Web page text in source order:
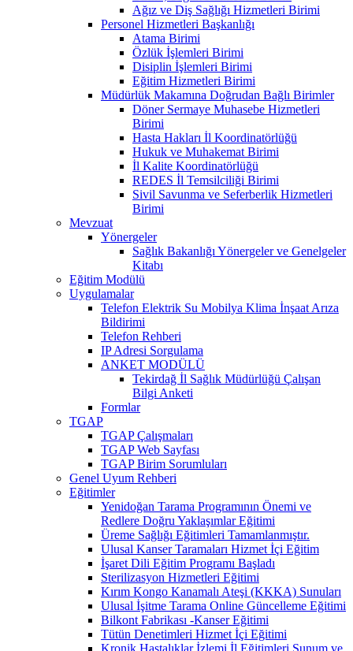
Ağız ve Diş Sağlığı Hizmetleri Birimi
Personel Hizmetleri Başkanlığı
Atama Birimi
Özlük İşlemleri Birimi
Disiplin İşlemleri Birimi
Eğitim Hizmetleri Birimi
Müdürlük Makamına Doğrudan Bağlı Birimler
Döner Sermaye Muhasebe Hizmetleri
Birimi
Hasta Hakları İl Koordinatörlüğü
Hukuk ve Muhakemat Birimi
İl Kalite Koordinatörlüğü
REDES İl Temsilciliği Birimi
Sivil Savunma ve Seferberlik Hizmetleri
Birimi
Mevzuat
Yönergeler
Sağlık Bakanlığı Yönergeler ve Genelgeler
Kitabı
Eğitim Modülü
Uygulamalar
Telefon Elektrik Su Mobilya Klima İnşaat Arıza
Bildirimi
Telefon Rehberi
IP Adresi Sorgulama
ANKET MODÜLÜ
Tekirdağ İl Sağlık Müdürlüğü Çalışan
Bilgi Anketi
Formlar
TGAP
TGAP Çalışmaları
TGAP Web Sayfası
TGAP Birim Sorumluları
Genel Uyum Rehberi
Eğitimler
Yenidoğan Tarama Programının Önemi ve
Redlere Doğru Yaklaşımlar Eğitimi
Üreme Sağlığı Eğitimleri Tamamlanmıştır.
Ulusal Kanser Taramaları Hizmet İçi Eğitim
İşaret Dili Eğitim Programı Başladı
Sterilizasyon Hizmetleri Eğitimi
Kırım Kongo Kanamalı Ateşi (KKKA) Sunuları
Ulusal İşitme Tarama Online Güncelleme Eğitimi
Bilkont Fabrikası -Kanser Eğitimi
Tütün Denetimleri Hizmet İçi Eğitimi
Kronik Hastalıklar İzlemi İl Eğitimleri Sunum ve